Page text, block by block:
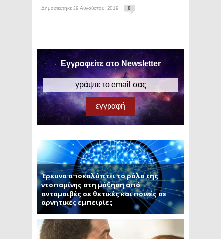
Δημοσιεύτηκε 29 Αυγούστου, 2019 0
Εγγραφείτε στο Newsletter
Έρευνα αποκαλύπτει το ρόλο της
ντοπαμίνης στη μάθηση από
ανταμοιβές σε θετικές και ποινές σε
αρνητικές εμπειρίες